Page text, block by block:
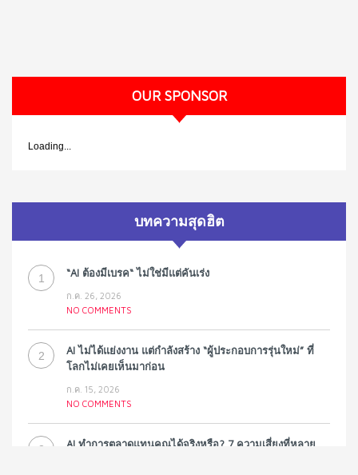
OUR SPONSOR
Loading...
บทความสุดฮิต
1 “AI ต้องมีเบรค“ ไม่ใช่มีแต่คันเร่ง
ก.ค. 26, 2026
NO COMMENTS
2
AI ไม่ได้แย่งงาน แต่กำลังสร้าง “ผู้ประกอบการรุ่นใหม่” ที่
โลกไม่เคยเห็นมาก่อน
ก.ค. 15, 2026
NO COMMENTS
3
AI ทำการตลาดแทนคุณได้จริงหรือ? 7 ความเสี่ยงที่หลาย